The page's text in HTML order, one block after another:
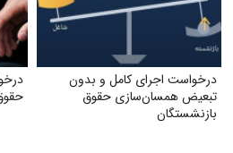
درخواست اجرای کامل و بدون
تبعیض همسان‌سازی حقوق
بازنشستگان